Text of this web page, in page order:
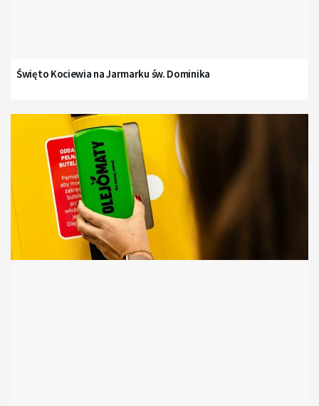
Święto Kociewia na Jarmarku św. Dominika